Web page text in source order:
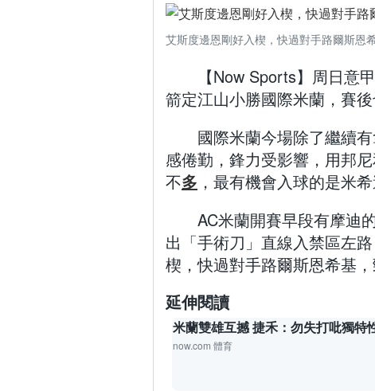
艾斯度邊恩剛好入楔，快過對手路爾斯恩
【Now Sports】周日意
箭定江山小勝國際米蘭，賽
國際米蘭今場除了繼續
感倦勤，鋒力受影響，用邦
不多 ，最有機會入球的是米
AC米蘭開賽早段有摩迪
出「手術刀」直線入禁區左
楔，快過對手路爾斯恩希基
延伸閱讀
米蘭雙雄互撼 捷禾：勿失打吡獨特
now.com 體育